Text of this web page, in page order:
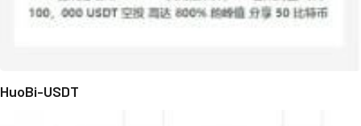
HuoBi-USDT